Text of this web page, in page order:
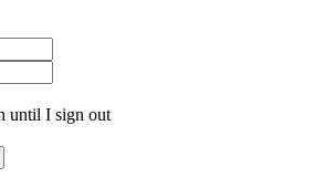
until I sign out